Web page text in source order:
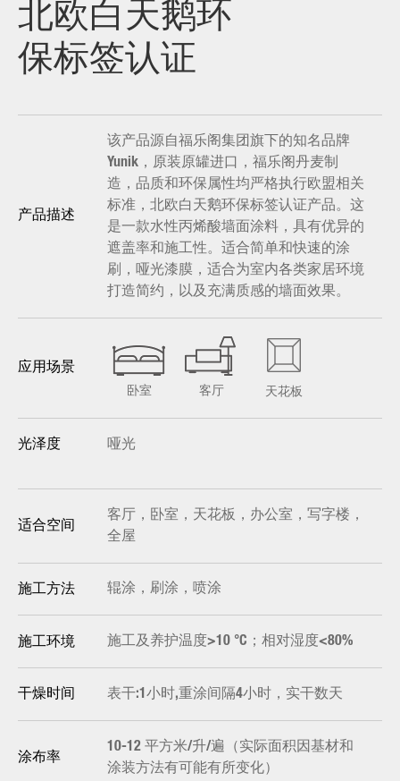
北欧白天鹅环
保标签认证
产品描述
该产品源自福乐阁集团旗下的知名品牌
Yunik，原装原罐进口，福乐阁丹麦制
造，品质和环保属性均严格执行欧盟相关
标准，北欧白天鹅环保标签认证产品。这
是一款水性丙烯酸墙面涂料，具有优异的
遮盖率和施工性。适合简单和快速的涂
刷，哑光漆膜，适合为室内各类家居环境
打造简约，以及充满质感的墙面效果。
应用场景
卧室 客厅 天花板
光泽度 哑光
适合空间
客厅，卧室，天花板，办公室，写字楼，
全屋
施工方法 辊涂，刷涂，喷涂
施工环境 施工及养护温度>10 °C；相对湿度<80%
干燥时间 表干:1小时,重涂间隔4小时，实干数天
涂布率
10-12 平方米/升/遍（实际面积因基材和
涂装方法有可能有所变化）